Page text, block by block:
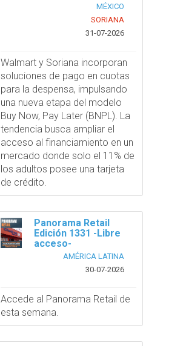
MÉXICO
SORIANA
31-07-2026
Walmart y Soriana incorporan
soluciones de pago en cuotas
para la despensa, impulsando
una nueva etapa del modelo
Buy Now, Pay Later (BNPL). La
tendencia busca ampliar el
acceso al financiamiento en un
mercado donde solo el 11% de
los adultos posee una tarjeta
de crédito.
Panorama Retail
Edición 1331 -Libre
acceso-
AMÉRICA LATINA
30-07-2026
Accede al Panorama Retail de
esta semana.